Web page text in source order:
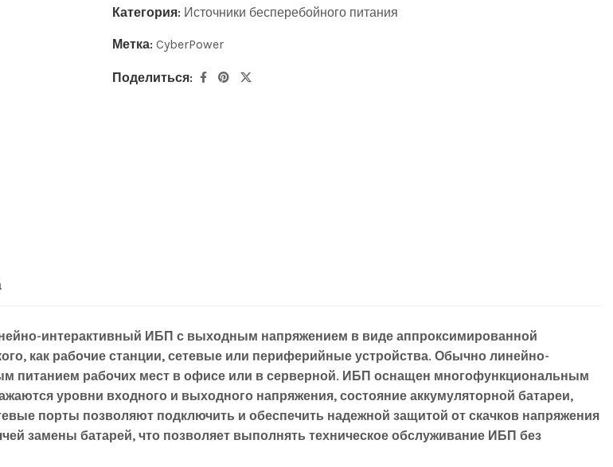
Категория: Источники бесперебойного питания
Метка: CyberPower
Поделиться:
интерактивный ИБП с выходным напряжением в виде аппроксимированной
как рабочие станции, сетевые или периферийные устройства. Обычно линейно-
питанием рабочих мест в офисе или в серверной. ИБП оснащен многофункциональным
уровни входного и выходного напряжения, состояние аккумуляторной батареи,
порты позволяют подключить и обеспечить надежной защитой от скачков напряжения
замены батарей, что позволяет выполнять техническое обслуживание ИБП без